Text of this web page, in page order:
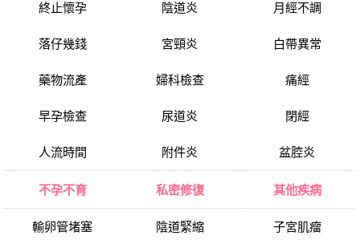
終止懷孕
落仔幾錢
藥物流產
早孕檢查
人流時間
陰道炎
宮頸炎
婦科檢查
尿道炎
附件炎
月經不調
白帶異常
痛經
閉經
盆腔炎
不孕不育
輸卵管堵塞
私密修復
陰道緊縮
其他疾病
子宮肌瘤